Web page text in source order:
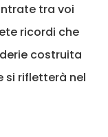
tra voi
ricordi che
costruita
si rifletterà nel